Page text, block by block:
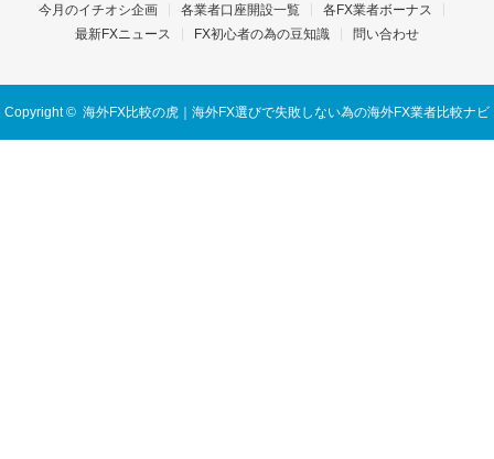
今月のイチオシ企画 各業者口座開設一覧
各FX業者ボーナス
最新FXニュース
FX初心者の為の豆知識 問い合わせ
Copyright © 海外FX比較の虎｜海外FX選びで失敗しない為の海外FX業者比較ナビ